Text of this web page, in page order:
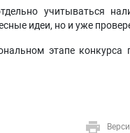
учитываться
идеи, но и уже
этапе